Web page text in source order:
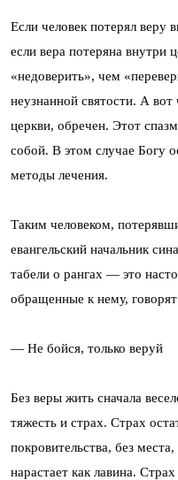
Если человек потерял веру
если вера потеряна внутри
«недоверить», чем
неузнанной святости. А
церкви, обречен. Этот
собой. В этом случае Богу
методы лечения.
Таким человеком,
евангельский начальник
табели о рангах — это
обращенные к нему,
— Не бойся, только веруй
Без веры жить сначала
тяжесть и страх. Страх
покровительства, без
нарастает как лавина.